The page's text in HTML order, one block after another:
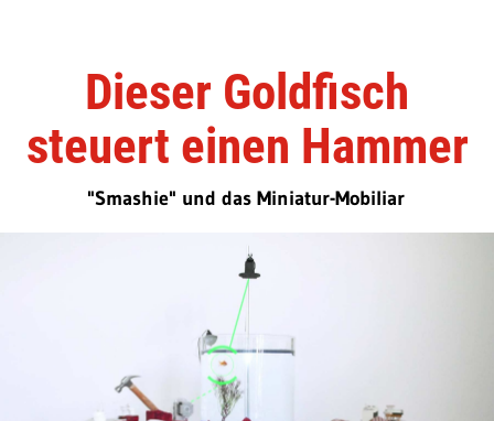
Dieser Goldfisch
steuert einen Hammer
"Smashie" und das Miniatur-Mobiliar